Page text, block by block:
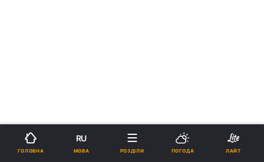
ГОЛОВНА
RU
МОВА РОЗДІЛИ ПОГОДА ЛАЙТ